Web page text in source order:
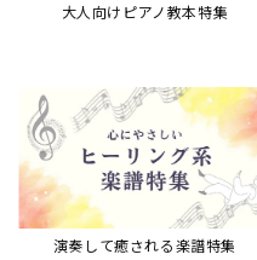
大人向けピアノ教本特集
演奏して癒される楽譜特集